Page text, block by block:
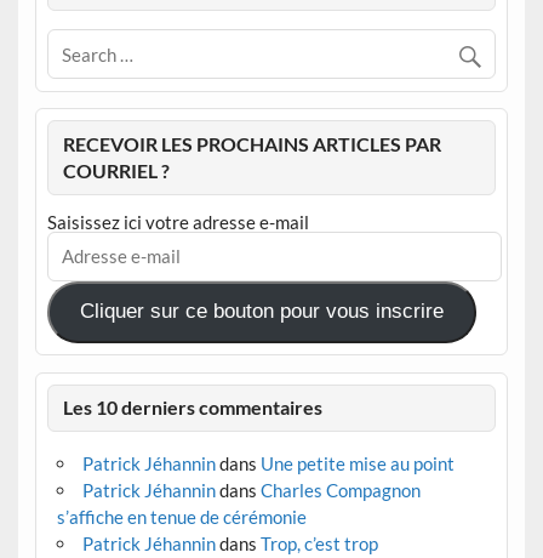
RECEVOIR LES PROCHAINS ARTICLES PAR
COURRIEL ?
Saisissez ici votre adresse e-mail
Adresse
mail
Cliquer sur ce bouton pour vous inscrire
Les 10 derniers commentaires
Patrick Jéhannindans Une petite mise au point
Patrick Jéhannindans Charles Compagnon
s’affiche en tenue de cérémonie
Patrick Jéhannindans Trop, c’est trop